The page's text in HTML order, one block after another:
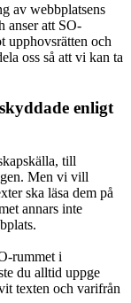
av webbplatsens
anser att SO-
upphovsrätten och
oss så att vi kan ta
enligt
till
Men vi vill
ska läsa dem på
annars inte
rummet i
du alltid uppge
texten och varifrån